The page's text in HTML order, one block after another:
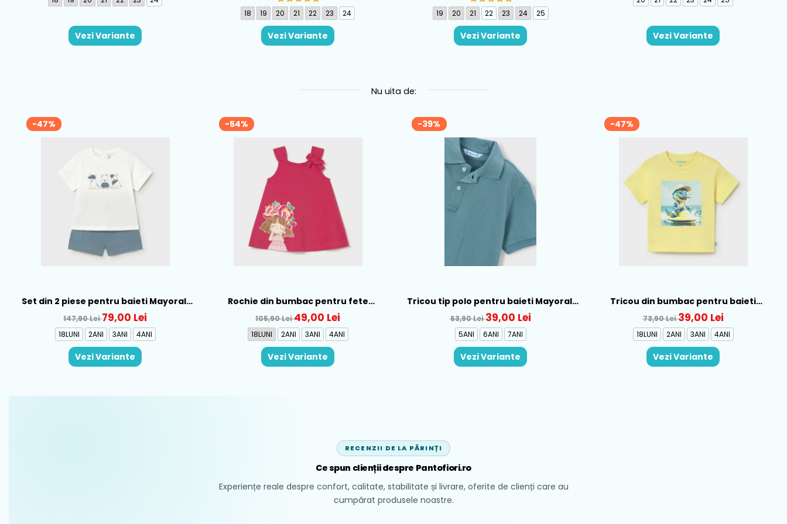
Vezi Variante
18 19 20 21 22 23 24
Vezi Variante
19 20 21 22 23 24 25
Vezi Variante Vezi Variante
Nu uita de:
-47%
Set din 2 piese pentru baieti Mayoral,
Alb-Albastru - 1665-31
147,90 Lei79,00 Lei
18LUNI 2ANI 3ANI 4ANI
Vezi Variante
-54%
Rochie din bumbac pentru fete
Mayoral, Rosu - 1930-069
105,90 Lei49,00 Lei
18LUNI 2ANI 3ANI 4ANI
Vezi Variante
-39%
Tricou tip polo pentru baieti Mayoral,
Verde - 150-12
63,90 Lei39,00 Lei
5ANI 6ANI 7ANI
Vezi Variante
-47%
Tricou din bumbac pentru baieti
Mayoral, Galben - 1015-22
73,90 Lei39,00 Lei
18LUNI 2ANI 3ANI 4ANI
Vezi Variante
RECENZII DE LA PĂRINȚI
Ce spun clienții despre Pantofiori.ro
Experiențe reale despre confort, calitate, stabilitate și livrare, oferite de clienți care au
cumpărat produsele noastre.